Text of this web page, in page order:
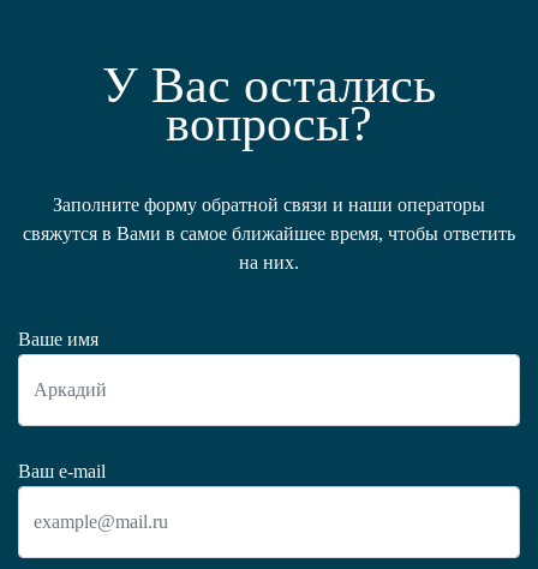
У Вас остались
вопросы?
Заполните форму обратной связи и наши операторы
свяжутся в Вами в самое ближайшее время, чтобы ответить
на них.
Ваше имя
Ваш e-mail